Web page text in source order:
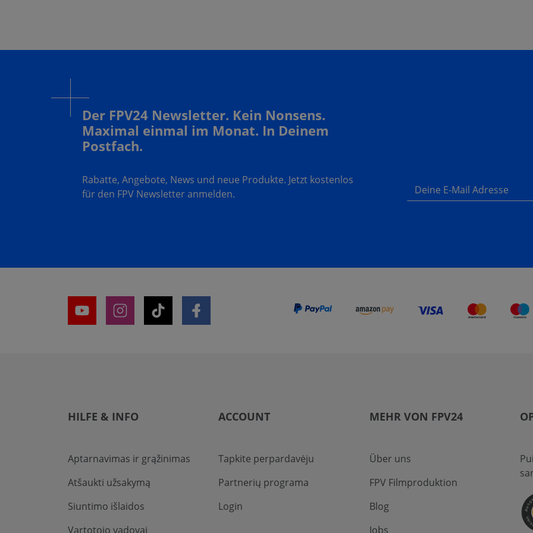
Der FPV24 Newsletter. Kein Nonsens.
Maximal einmal im Monat. In Deinem
Postfach.
Rabatte, Angebote, News und neue Produkte. Jetzt kostenlos
für den FPV Newsletter anmelden.
Deine E-Mail Adresse
HILFE & INFO
Aptarnavimas ir grąžinimas
Atšaukti užsakymą
Siuntimo išlaidos
Vartotojo vadovai
ACCOUNT
Tapkite perpardavėju
Partnerių programa
Login
MEHR VON FPV24
Über uns
FPV Filmproduktion
Blog
Jobs